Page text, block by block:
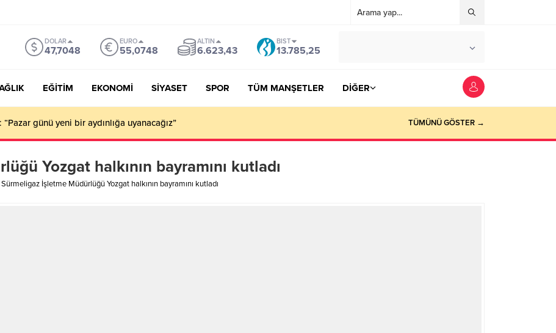
DOLAR
47,7048
EURO
55,0748
ALTIN
6.623,43
BIST
13.785,25
EĞİTİM EKONOMİ SİYASET SPOR TÜM MANŞETLER DİĞER
günü yeni bir aydınlığa uyanacağız” TÜMÜNÜ GÖSTER →
Yozgat halkının bayramını kutladı
Sürmeligaz İşletme Müdürlüğü Yozgat halkının bayramını kutladı